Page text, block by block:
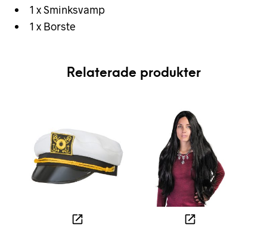
1 x Sminksvamp
1 x Borste
Relaterade produkter